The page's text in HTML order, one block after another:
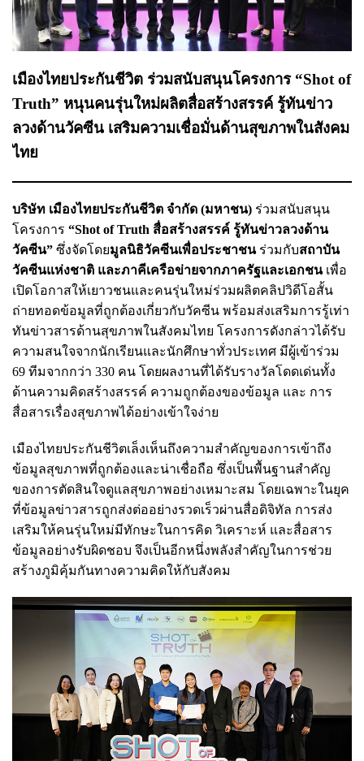
เมืองไทยประกันชีวิต ร่วมสนับสนุนโครงการ “Shot of
Truth” หนุนคนรุ่นใหม่ผลิตสื่อสร้างสรรค์ รู้ทันข่าว
ลวงด้านวัคซีน เสริมความเชื่อมั่นด้านสุขภาพในสังคม
ไทย
บริษัท เมืองไทยประกันชีวิต จำกัด (มหาชน) ร่วมสนับสนุน
โครงการ “Shot of Truth สื่อสร้างสรรค์ รู้ทันข่าวลวงด้าน
วัคซีน” ซึ่งจัดโดยมูลนิธิวัคซีนเพื่อประชาชนร่วมกับสถาบัน
วัคซีนแห่งชาติ และภาคีเครือข่ายจากภาครัฐและเอกชนเพื่อ
เปิดโอกาสให้เยาวชนและคนรุ่นใหม่ร่วมผลิตคลิปวิดีโอสั้น
ถ่ายทอดข้อมูลที่ถูกต้องเกี่ยวกับวัคซีน พร้อมส่งเสริมการรู้เท่า
ทันข่าวสารด้านสุขภาพในสังคมไทย โครงการดังกล่าวได้รับ
ความสนใจจากนักเรียนและนักศึกษาทั่วประเทศ มีผู้เข้าร่วม
69 ทีมจากกว่า 330 คน โดยผลงานที่ได้รับรางวัลโดดเด่นทั้ง
ด้านความคิดสร้างสรรค์ ความถูกต้องของข้อมูล และ การ
สื่อสารเรื่องสุขภาพได้อย่างเข้าใจง่าย
เมืองไทยประกันชีวิตเล็งเห็นถึงความสำคัญของการเข้าถึง
ข้อมูลสุขภาพที่ถูกต้องและน่าเชื่อถือ ซึ่งเป็นพื้นฐานสำคัญ
ของการตัดสินใจดูแลสุขภาพอย่างเหมาะสม โดยเฉพาะในยุค
ที่ข้อมูลข่าวสารถูกส่งต่ออย่างรวดเร็วผ่านสื่อดิจิทัล การส่ง
เสริมให้คนรุ่นใหม่มีทักษะในการคิด วิเคราะห์ และสื่อสาร
ข้อมูลอย่างรับผิดชอบ จึงเป็นอีกหนึ่งพลังสำคัญในการช่วย
สร้างภูมิคุ้มกันทางความคิดให้กับสังคม